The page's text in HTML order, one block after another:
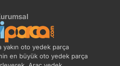
yakın oto yedek parça
en büyük oto yedek parça